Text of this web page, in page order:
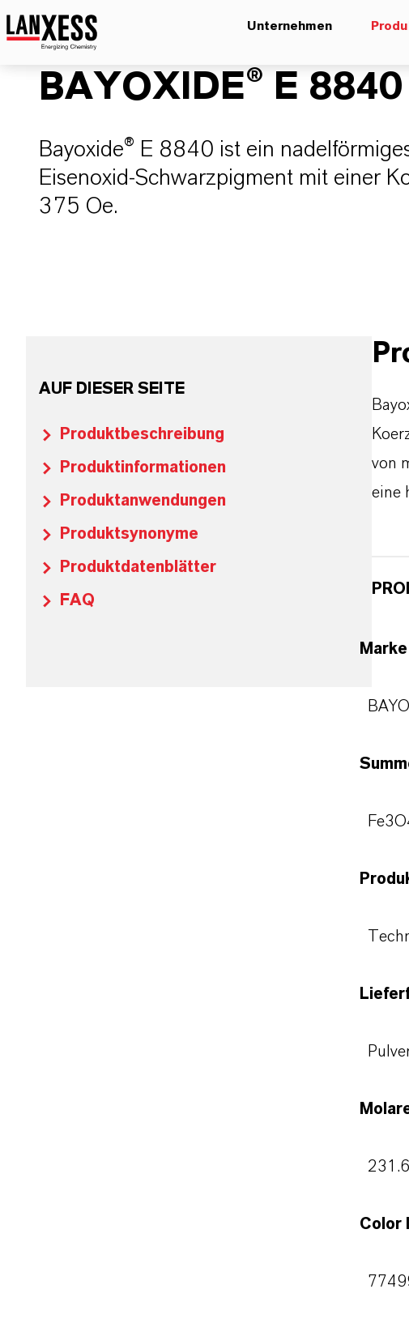
Unternehmen
BAYOXIDE® E 8840
Bayoxide® E 8840 ist ein
Eisenoxid-Schwarzpigment mit einer
375 Oe.
AUF DIESER SEITE
Produktbeschreibung
Produktinformationen
Produktanwendungen
Produktsynonyme
Produktdatenblätter
FAQ
von
eine
Marke
231.6
Color